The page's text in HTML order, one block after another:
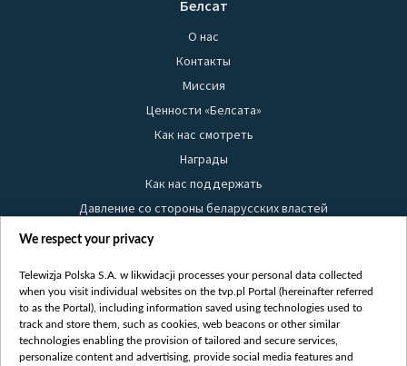
Белсат
О нас
Контакты
Миссия
Ценности «Белсата»
Как нас смотреть
Награды
Как нас поддержать
Давление со стороны беларусских властей
Правила использования материалов
Безопасность
Youtube
Белсат news
Белсат Life
We respect your privacy
Telewizja Polska S.A. w likwidacji processes your personal data collected
when you visit individual websites on the tvp.pl Portal (hereinafter referred
to as the Portal), including information saved using technologies used to
track and store them, such as cookies, web beacons or other similar
technologies enabling the provision of tailored and secure services,
personalize content and advertising, provide social media features and